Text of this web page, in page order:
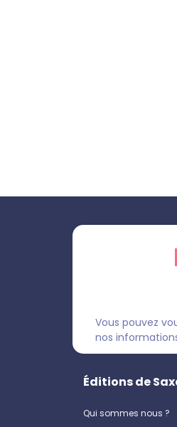
Vous pouvez
nos
Éditions de
Qui sommes nous ?